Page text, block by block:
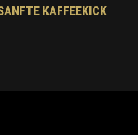
KAFFEEKICK